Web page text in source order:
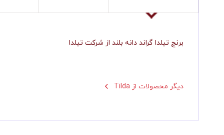
برنج تیلدا گراند دانه بلند از شرکت تیلدا
Tilda دیگر محصولات از